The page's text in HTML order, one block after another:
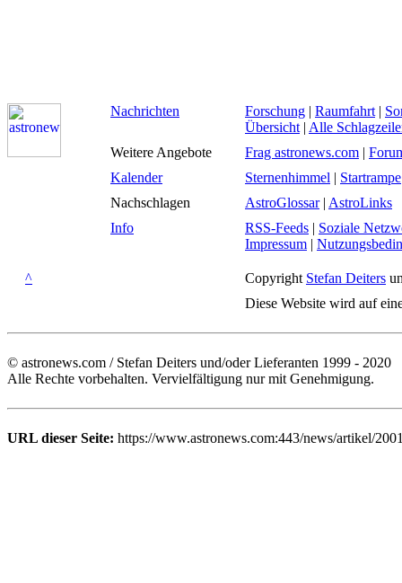
Nachrichten Forschung | Raumfahrt |
Übersicht | Alle
Weitere Angebote
Frag astronews.com |
Kalender
Sternenhimmel | Startrampe
Nachschlagen
AstroGlossar| AstroLinks
Info
RSS-Feeds | Soziale
Impressum |
^ Copyright Stefan Deiters
Diese Website wird auf
© astronews.com / Stefan Deiters und/oder Lieferanten 1999 - 2020
Alle Rechte vorbehalten. Vervielfältigung nur mit Genehmigung.
URL dieser Seite: https://www.astronews.com:443/news/artikel/